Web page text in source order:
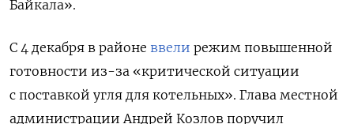
Байкала».
С 4 декабря в районе ввели режим повышенной
готовности из-за «критической ситуации
с поставкой угля для котельных». Глава местной
администрации Андрей Козлов поручил